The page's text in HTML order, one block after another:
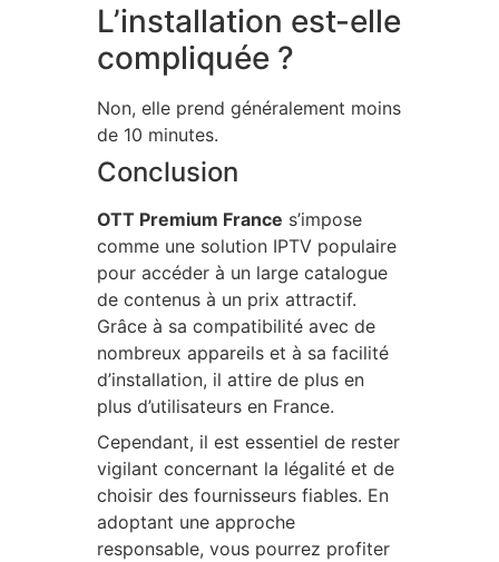
L’installation est-elle
compliquée ?
Non, elle prend généralement moins
de 10 minutes.
Conclusion
OTT Premium France s’impose
comme une solution IPTV populaire
pour accéder à un large catalogue
de contenus à un prix attractif.
Grâce à sa compatibilité avec de
nombreux appareils et à sa facilité
d’installation, il attire de plus en
plus d’utilisateurs en France.
Cependant, il est essentiel de rester
vigilant concernant la légalité et de
choisir des fournisseurs fiables. En
adoptant une approche
responsable, vous pourrez profiter